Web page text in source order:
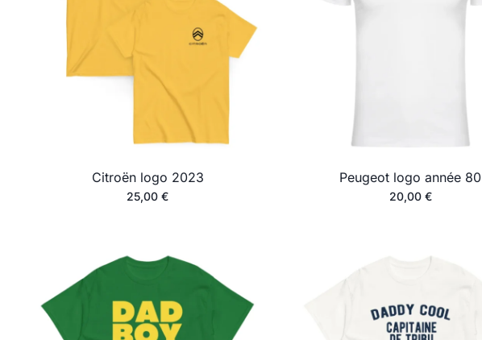
Citroën logo 2023
25,00 €
Peugeot logo année 80
20,00 €